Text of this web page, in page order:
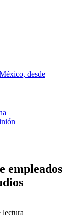
desde
empleados
lectura